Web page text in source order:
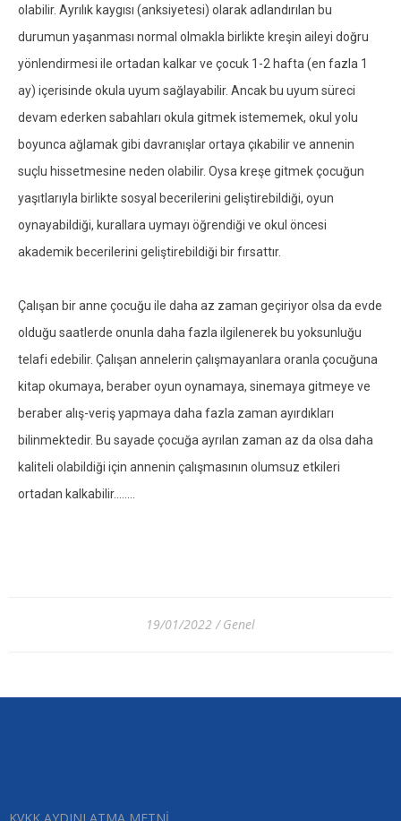
olabilir. Ayrılık kaygısı (anksiyetesi) olarak adlandırılan bu
durumun yaşanması normal olmakla birlikte kreşin aileyi doğru
yönlendirmesi ile ortadan kalkar ve çocuk 1-2 hafta (en fazla 1
ay) içerisinde okula uyum sağlayabilir. Ancak bu uyum süreci
devam ederken sabahları okula gitmek istememek, okul yolu
boyunca ağlamak gibi davranışlar ortaya çıkabilir ve annenin
suçlu hissetmesine neden olabilir. Oysa kreşe gitmek çocuğun
yaşıtlarıyla birlikte sosyal becerilerini geliştirebildiği, oyun
oynayabildiği, kurallara uymayı öğrendiği ve okul öncesi
akademik becerilerini geliştirebildiği bir fırsattır.
Çalışan bir anne çocuğu ile daha az zaman geçiriyor olsa da evde
olduğu saatlerde onunla daha fazla ilgilenerek bu yoksunluğu
telafi edebilir. Çalışan annelerin çalışmayanlara oranla çocuğuna
kitap okumaya, beraber oyun oynamaya, sinemaya gitmeye ve
beraber alış-veriş yapmaya daha fazla zaman ayırdıkları
bilinmektedir. Bu sayade çocuğa ayrılan zaman az da olsa daha
kaliteli olabildiği için annenin çalışmasının olumsuz etkileri
ortadan kalkabilir……..
19/01/2022 Genel